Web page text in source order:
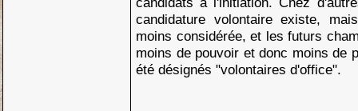
candidature volontaire existe,
moins considérée, et les futurs
moins de pouvoir et donc moins de
été désignés "volontaires d'office".